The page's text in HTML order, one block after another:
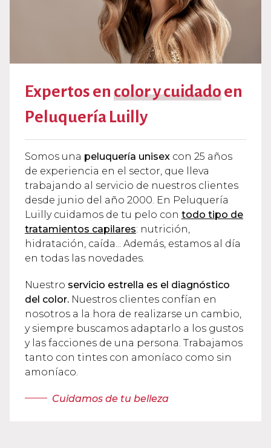
Expertos encolor y cuidadoen
Peluquería Luilly
Somos una peluquería unisexcon 25 años
de experiencia en el sector, que lleva
trabajando al servicio de nuestros clientes
desde junio del año 2000. En Peluquería
Luilly cuidamos de tu pelo con todo tipo de
tratamientos capilares: nutrición,
hidratación, caída... Además, estamos al día
en todas las novedades.
Nuestro servicio estrella es el diagnóstico
del color.Nuestros clientes confían en
nosotros a la hora de realizarse un cambio,
y siempre buscamos adaptarlo a los gustos
y las facciones de una persona. Trabajamos
tanto con tintes con amoníaco como sin
amoníaco.
Cuidamos de tu belleza